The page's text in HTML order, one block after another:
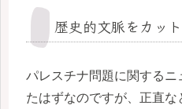
歴史的文脈をカッ
パレスチナ問題に関するニ
たはずなのですが、正直